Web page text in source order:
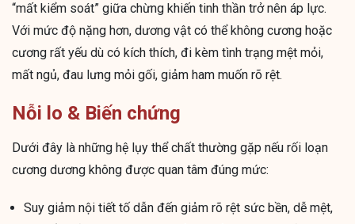
“mất kiểm soát” giữa chừng khiến tinh thần trở nên áp lực.
Với mức độ nặng hơn, dương vật có thể không cương hoặc
cương rất yếu dù có kích thích, đi kèm tình trạng mệt mỏi,
mất ngủ, đau lưng mỏi gối, giảm ham muốn rõ rệt.
Nỗi lo & Biến chứng
Dưới đây là những hệ lụy thể chất thường gặp nếu rối loạn
cương dương không được quan tâm đúng mức:
Suy giảm nội tiết tố dẫn đến giảm rõ rệt sức bền, dễ mệt,